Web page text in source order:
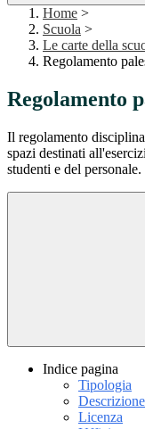
Home >
Scuola >
Le carte della
Regolamento
Regolamento
Il regolamento
spazi destinati
studenti e del personale.
Indice pagina
Tipologia
Descrizione
Licenza